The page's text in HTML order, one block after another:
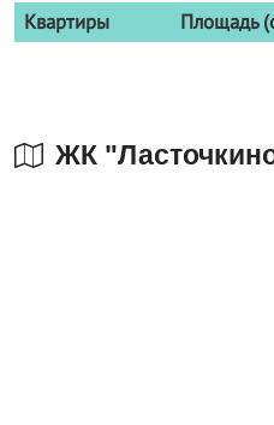
Квартиры Площадь
ЖК